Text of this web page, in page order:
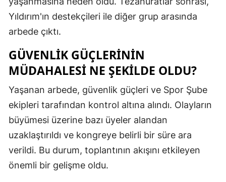
Hatay
İstanbul
İzmir
Kastamonu
Kayseri
Yıldırım'ın destekçileri ile diğer grup arasında
arbede çıktı.
GÜVENLIK GÜÇLERININ
MÜDAHALESI NE ŞEKILDE OLDU?
Yaşanan arbede, güvenlik güçleri ve Spor Şube
ekipleri tarafından kontrol altına alındı. Olayların
büyümesi üzerine bazı üyeler alandan
uzaklaştırıldı ve kongreye belirli bir süre ara
verildi. Bu durum, toplantının akışını etkileyen
önemli bir gelişme oldu.